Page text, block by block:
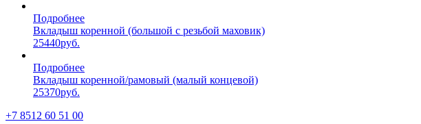
Подробнее
Вкладыш коренной (большой с резьбой маховик)
25440руб.
Подробнее
Вкладыш коренной/рамовый (малый концевой)
25370руб.
+7 8512 60 51 00